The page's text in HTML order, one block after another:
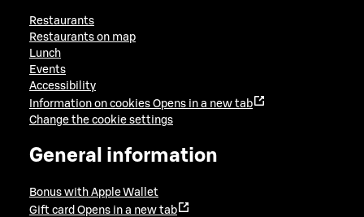
Restaurants
Restaurants on map
Lunch
Events
Accessibility
Information on cookies Opens in a new tab
Change the cookie settings
General information
Bonus with Apple Wallet
Gift card Opens in a new tab